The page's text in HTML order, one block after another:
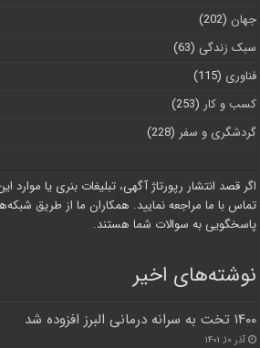
جهان (202)
سبک زندگی (63)
فناوری (115)
کسب و کار (253)
گردشگری و سفر (228)
اگر قصد انتشار رپورتاژ آگهی، تبلیغات بنری یا موارد
تماس با ما مراجعه نمایید. همکاران ما از طریق
پاسخگویی به سوالات شما هستند.
نوشته‌های اخیر
۱۴۰۰ تخت به سرانه درمانی البرز افزوده شد
آذر ۱۰, ۱۴۰۱